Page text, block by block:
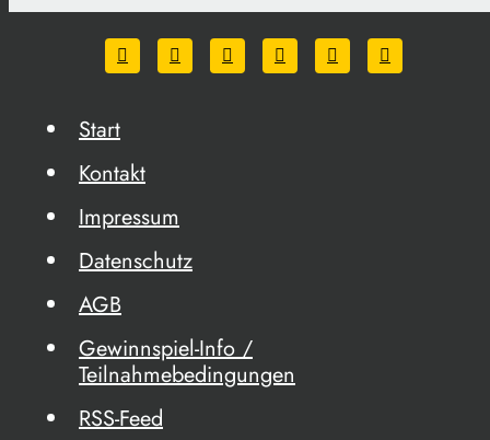
Start
Kontakt
Impressum
Datenschutz
AGB
Gewinnspiel-Info /
Teilnahmebedingungen
RSS-Feed